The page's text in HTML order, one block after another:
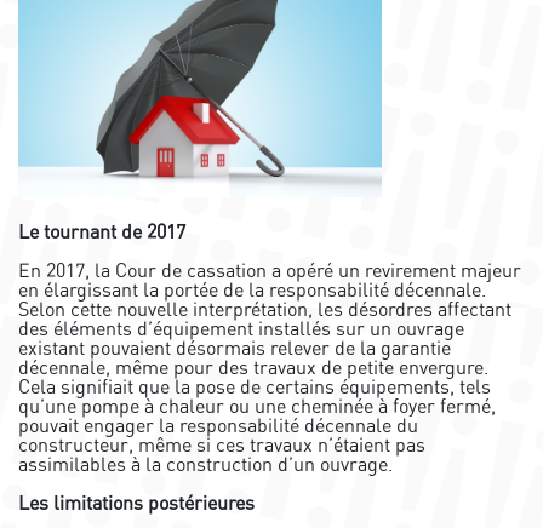
Le tournant de 2017
En 2017, la Cour de cassation a opéré un revirement majeur
en élargissant la portée de la responsabilité décennale.
Selon cette nouvelle interprétation, les désordres affectant
des éléments d’équipement installés sur un ouvrage
existant pouvaient désormais relever de la garantie
décennale, même pour des travaux de petite envergure.
Cela signifiait que la pose de certains équipements, tels
qu’une pompe à chaleur ou une cheminée à foyer fermé,
pouvait engager la responsabilité décennale du
constructeur, même si ces travaux n’étaient pas
assimilables à la construction d’un ouvrage.
Les limitations postérieures